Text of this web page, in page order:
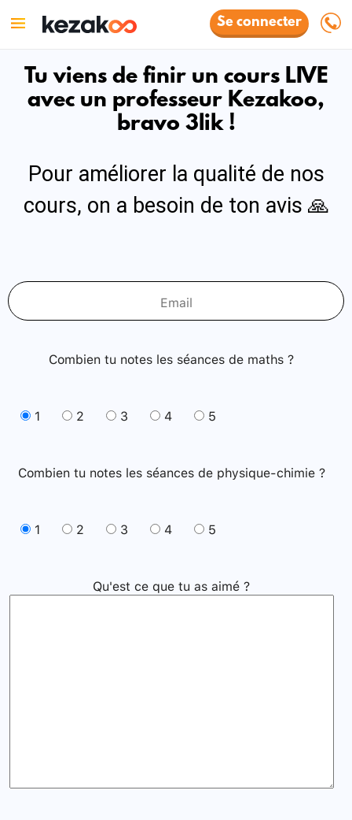
Se connecter
Tu viens de finir un cours LIVE
avec un professeur Kezakoo,
bravo 3lik !
Pour améliorer la qualité de nos
cours, on a besoin de ton avis 🙏
Combien tu notes les séances de maths ?
1 2 3 4 5
Combien tu notes les séances de physique-chimie ?
1 2 3 4 5
Qu'est ce que tu as aimé ?